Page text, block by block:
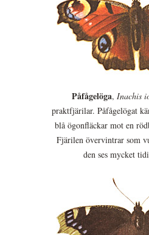
Påfågelöga, Inachis
praktfjärilar. Påfågelögat
blå ögonfläckar mot en
Fjärilen övervintrar som
den ses mycket